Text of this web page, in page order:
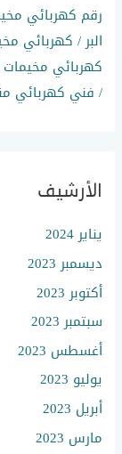
البر / كهربائي
/ فني كهربائي
الأرشيف
يناير 2024
ديسمبر 2023
أكتوبر 2023
سبتمبر 2023
أغسطس 2023
يوليو 2023
أبريل 2023
مارس 2023